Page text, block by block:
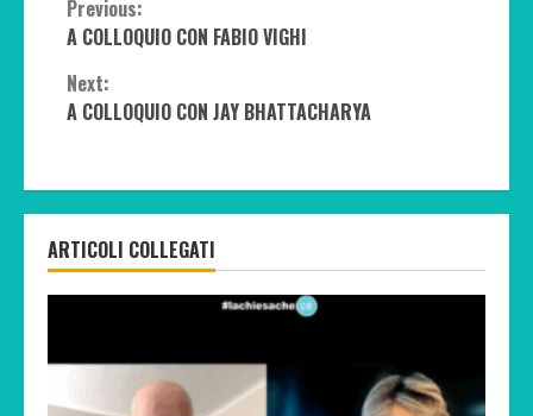
Continue
Reading
Previous:
A COLLOQUIO CON FABIO VIGHI
Next:
A COLLOQUIO CON JAY BHATTACHARYA
ARTICOLI COLLEGATI